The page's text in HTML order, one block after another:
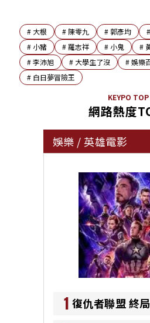
# 大根 # 陳零九 #郭彥均 #
# 小豬 #羅志祥 # 小鬼 #
#李沛旭 # 大學生了沒 #娛樂
# 白日夢冒險王
KEYPO TOP
網路熱度
娛樂 / 英雄電影
1 復仇者聯盟 終